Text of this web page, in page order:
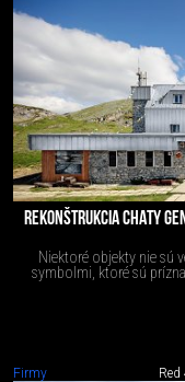
REKONŠTRUKCIA CHATY
Niektoré objekty nie sú
symbolmi, ktoré sú
Firmy Red